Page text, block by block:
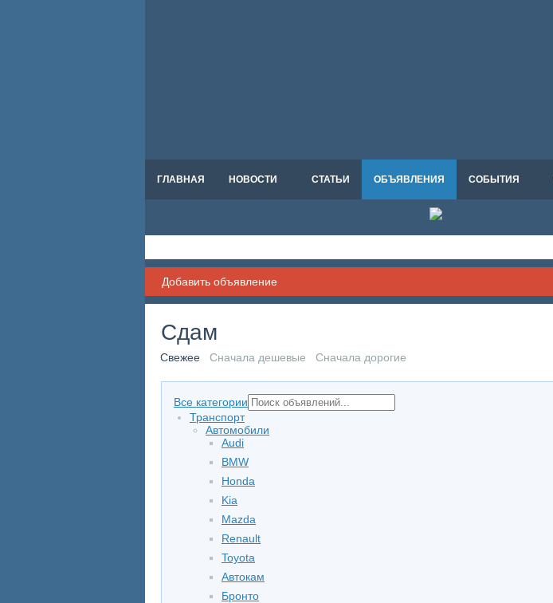
ГЛАВНАЯ НОВОСТИ СТАТЬИ ОБЪЯВЛЕНИЯ СОБЫТИЯ
Добавить объявление
Сдам
Свежее Сначала дешевые Сначала дорогие
Все категории
Транспорт
Автомобили
Audi
BMW
Honda
Kia
Mazda
Renault
Toyota
Автокам
Бронто